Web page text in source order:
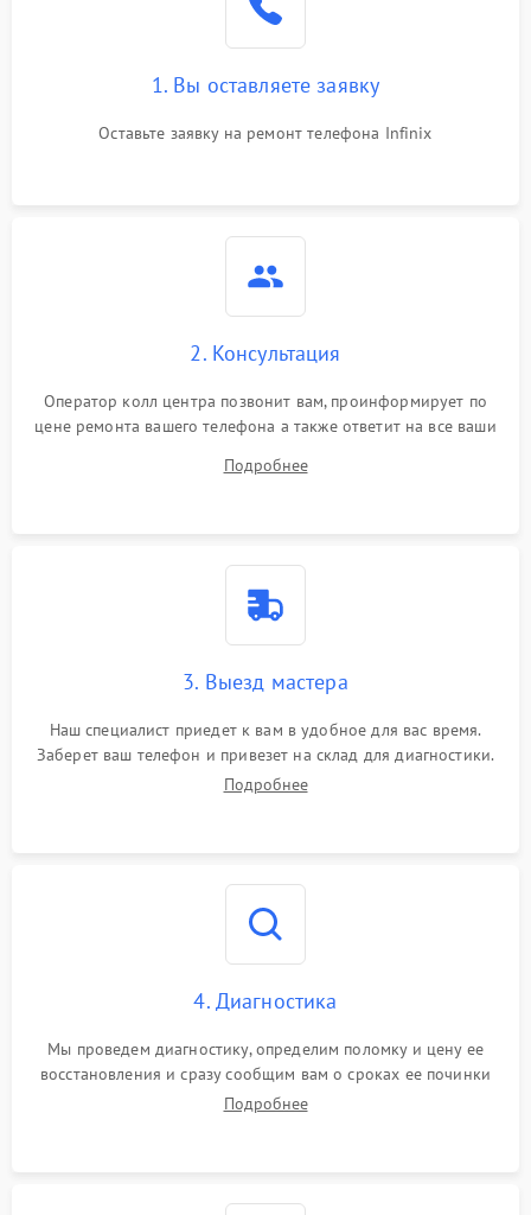
1. Вы оставляете заявку
Оставьте заявку на ремонт телефона Infinix
2. Консультация
Оператор колл центра позвонит вам, проинформирует по
цене ремонта вашего телефона а также ответит на все ваши
Подробнее
3. Выезд мастера
Наш специалист приедет к вам в удобное для вас время.
Заберет ваш телефон и привезет на склад для диагностики.
Подробнее
4. Диагностика
Мы проведем диагностику, определим поломку и цену ее
восстановления и сразу сообщим вам о сроках ее починки
Подробнее